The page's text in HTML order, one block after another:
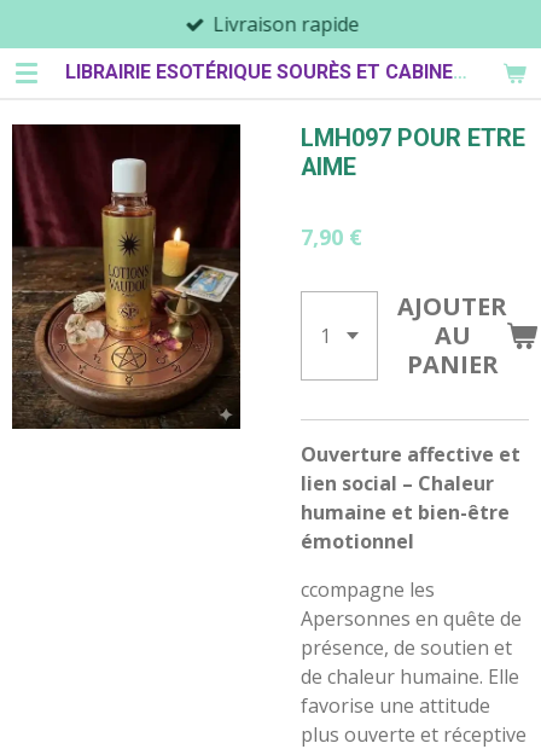
au
contenu
LIBRAIRIE ESOTÉRIQUE SOURÈS ET CABINET DE PARASPYCHOLOGIE
Livraison rapide
LMH097 POUR ETRE
AIME
7,90 €
AJOUTER
AU
PANIER
Ouverture affective et
lien social – Chaleur
humaine et bien-être
émotionnel
ccompagne les
Apersonnes en quête de
présence, de soutien et
de chaleur humaine. Elle
favorise une attitude
plus ouverte et réceptive